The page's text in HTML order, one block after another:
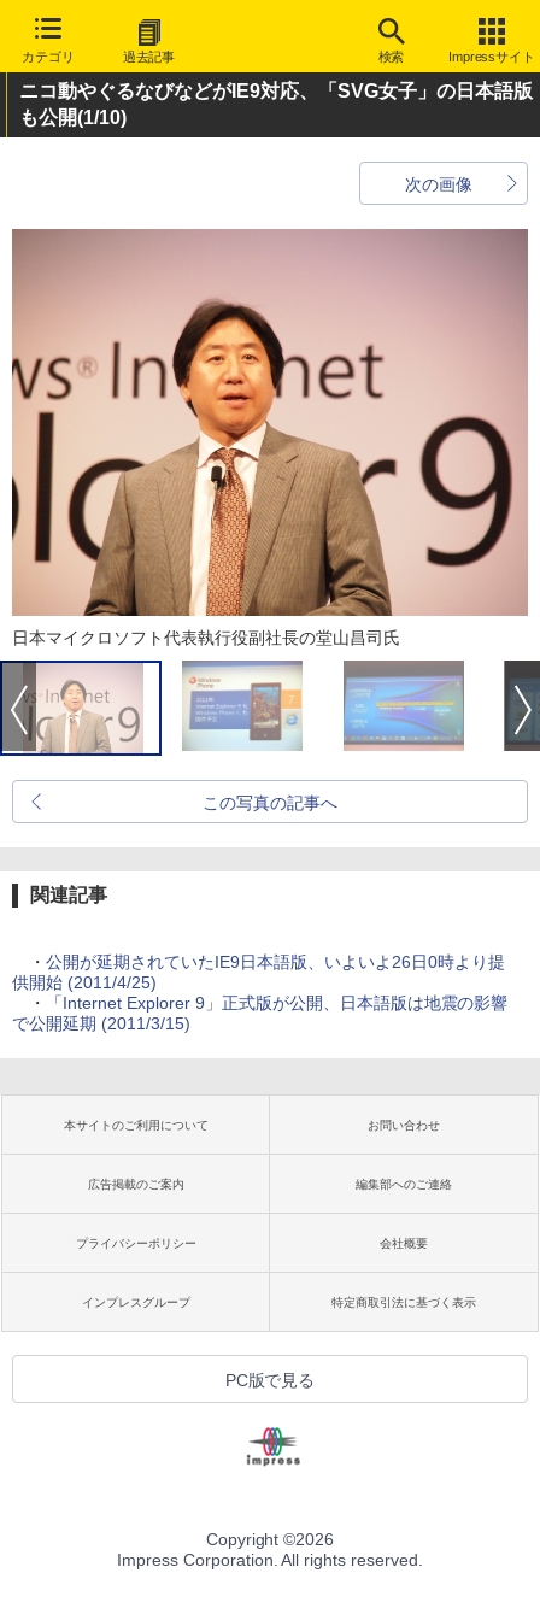
カテゴリ 過去記事 検索 Impressサイト
ニコ動やぐるなびなどがIE9対応、「SVG女子」の日本語版
も公開(1/10)
次の画像
日本マイクロソフト代表執行役副社長の堂山昌司氏
この写真の記事へ
関連記事
・ 公開が延期されていたIE9日本語版、いよいよ26日0時より提
供開始 (2011/4/25)
・
「Internet Explorer 9」正式版が公開、日本語版は地震の影響
で公開延期 (2011/3/15)
本サイトのご利用について お問い合わせ
広告掲載のご案内 編集部へのご連絡
プライバシーポリシー 会社概要
インプレスグループ 特定商取引法に基づく表示
PC版で見る
Copyright ©2026
Impress Corporation. All rights reserved.